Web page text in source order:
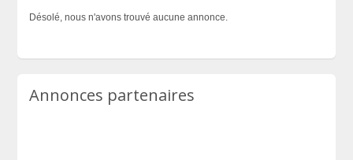
Désolé, nous n'avons trouvé aucune annonce.
Annonces partenaires